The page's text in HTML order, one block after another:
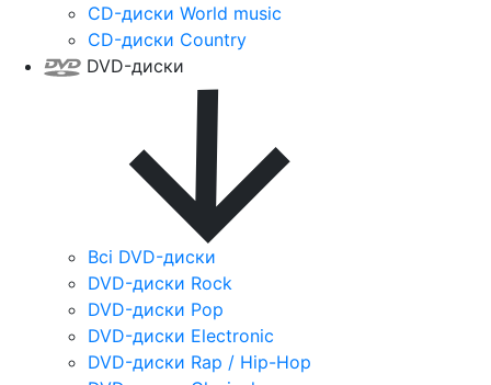
CD-диски World music
CD-диски Country
DVD-диски
Всі DVD-диски
DVD-диски Rock
DVD-диски Pop
DVD-диски Electronic
DVD-диски Rap / Hip-Hop